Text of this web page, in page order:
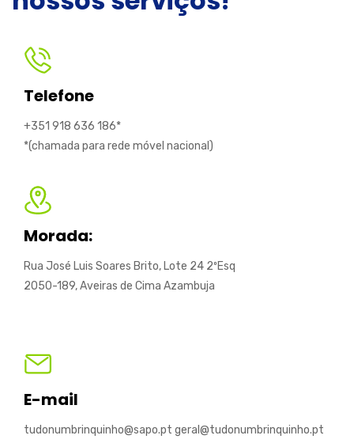
Telefone
+351 918 636 186*
*(chamada para rede móvel nacional)
Morada:
Rua José Luis Soares Brito, Lote 24 2ºEsq
2050-189, Aveiras de Cima Azambuja
E-mail
tudonumbrinquinho@sapo.pt geral@tudonumbrinquinho.pt